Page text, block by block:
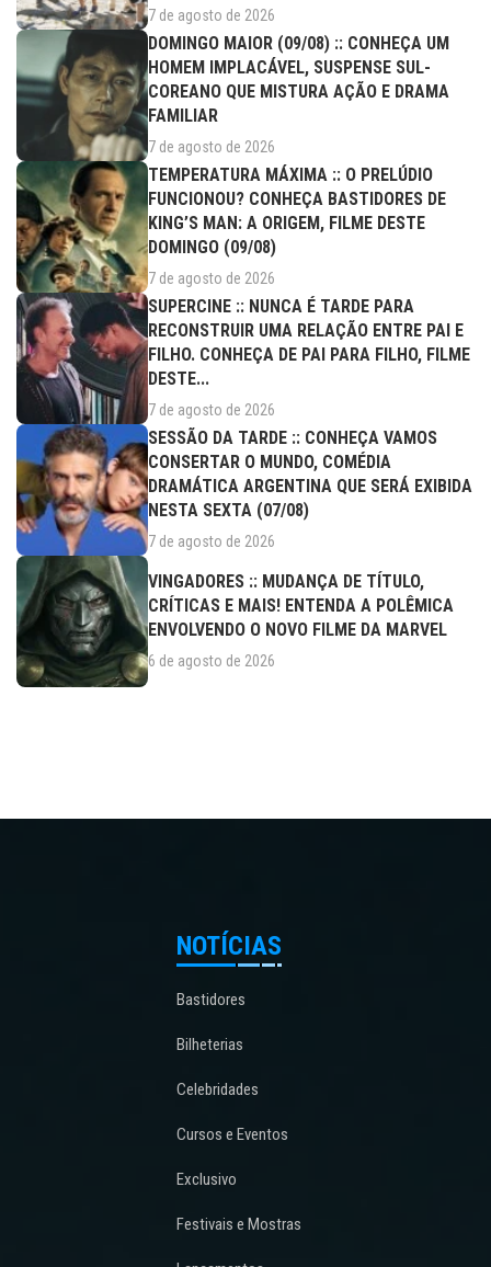
7 de agosto de 2026
DOMINGO MAIOR (09/08) :: CONHEÇA UM
HOMEM IMPLACÁVEL, SUSPENSE SUL-
COREANO QUE MISTURA AÇÃO E DRAMA
FAMILIAR
7 de agosto de 2026
TEMPERATURA MÁXIMA :: O PRELÚDIO
FUNCIONOU? CONHEÇA BASTIDORES DE
KING’S MAN: A ORIGEM, FILME DESTE
DOMINGO (09/08)
7 de agosto de 2026
SUPERCINE :: NUNCA É TARDE PARA
RECONSTRUIR UMA RELAÇÃO ENTRE PAI E
FILHO. CONHEÇA DE PAI PARA FILHO, FILME
DESTE...
7 de agosto de 2026
SESSÃO DA TARDE :: CONHEÇA VAMOS
CONSERTAR O MUNDO, COMÉDIA
DRAMÁTICA ARGENTINA QUE SERÁ EXIBIDA
NESTA SEXTA (07/08)
7 de agosto de 2026
VINGADORES :: MUDANÇA DE TÍTULO,
CRÍTICAS E MAIS! ENTENDA A POLÊMICA
ENVOLVENDO O NOVO FILME DA MARVEL
6 de agosto de 2026
NOTÍCIAS
Bastidores
Bilheterias
Celebridades
Cursos e Eventos
Exclusivo
Festivais e Mostras